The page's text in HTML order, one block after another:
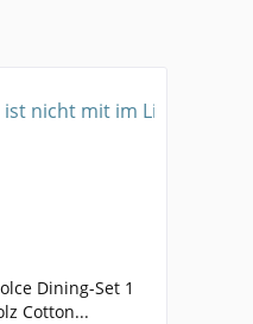
Dining-Set 1
Cotton...